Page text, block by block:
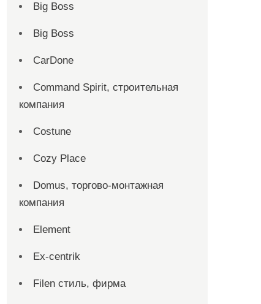
Big Boss
Big Boss
CarDone
Command Spirit, строительная
компания
Costune
Cozy Place
Domus, торгово-монтажная
компания
Element
Ex-centrik
Filen стиль, фирма